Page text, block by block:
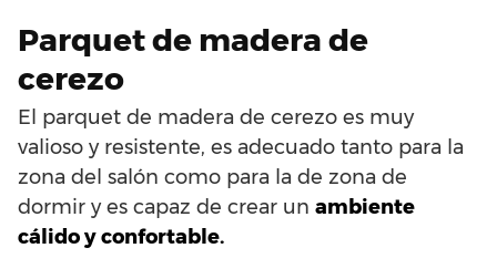
Parquet de madera de
cerezo
El parquet de madera de cerezo es muy
valioso y resistente, es adecuado tanto para la
zona del salón como para la de zona de
dormir y es capaz de crear un ambiente
cálido y confortable.